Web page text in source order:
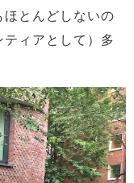
ほとんどしないの
ィアとして）多